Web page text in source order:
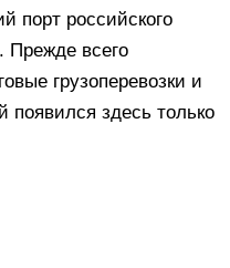
порт российского
Прежде всего
грузоперевозки и
здесь только